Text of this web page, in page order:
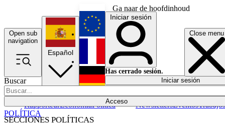
Ga naar de hoofdinhoud
Open sub
navigation
Close menu
Buscar
Acceso
SECCIONES POLÍTICAS
RapporteurEconomíaPolítica NewslettersEventosTrabajos
Español
English
Français
Iniciar sesión
Has cerrado sesión.
Iniciar sesión
POLÍTICA